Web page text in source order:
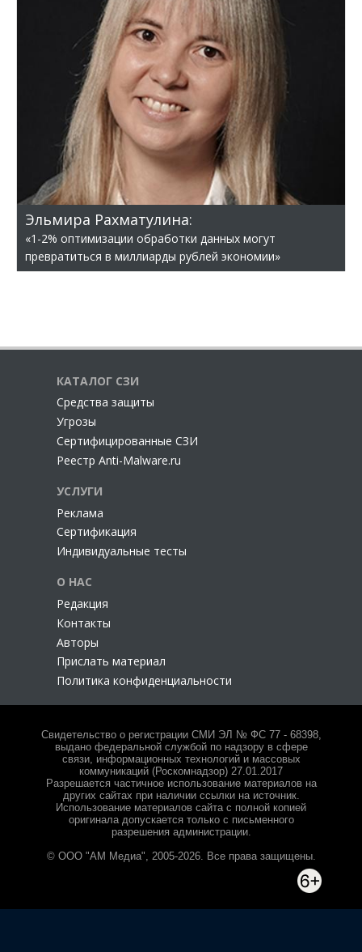
Эльмира Рахматулина:
«1-2% оптимизации обработки данных могут
превратиться в миллиарды рублей экономии»
КАТАЛОГ СЗИ
Cредства защиты
Угрозы
Сертифицированные СЗИ
Реестр Anti-Malware.ru
УСЛУГИ
Реклама
Сертификация
Индивидуальные тесты
О НАС
Редакция
Контакты
Авторы
Прислать материал
Политика конфиденциальности
Свидетельство о регистрации СМИ ЭЛ № ФС 77 - 68398,
выдано федеральной службой по надзору в сфере
связи, информационных технологий и массовых
коммуникаций (Роскомнадзор) 27.01.2017
Разрешается частичное использование материалов на
других сайтах при наличии ссылки на источник.
Использование материалов сайта с полной копией
оригинала допускается только с письменного
разрешения администрации.
© ООО "АМ Медиа", 2005-2026. Все права защищены.